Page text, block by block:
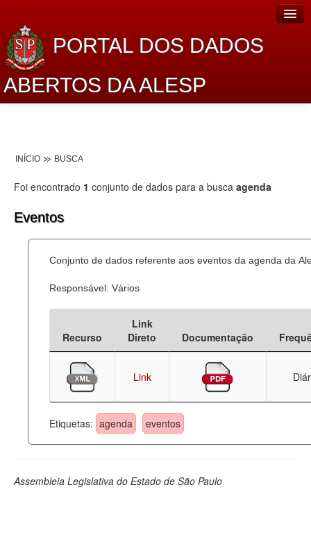
PORTAL DOS DADOS
ABERTOS DA ALESP
Lei de Acesso à Informação
Dados Governamentais Abertos
Processo Legislativo
Deputados Estaduais
Administração
Legislação
Perguntas frequentes
INÍCIO BUSCA
Foi encontrado 1 conjunto de dados para a busca agenda
Eventos
Conjunto de dados referente aos eventos da agenda da
Responsável: Vários
Recurso
Link
Direto
Documentação
Link
Etiquetas: agenda eventos
Assembleia Legislativa do Estado de São Paulo